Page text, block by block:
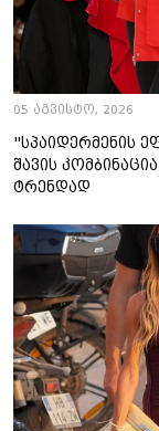
05 აგვისტო, 2026
"სპაიდერმენის
შავის
ტრენდად